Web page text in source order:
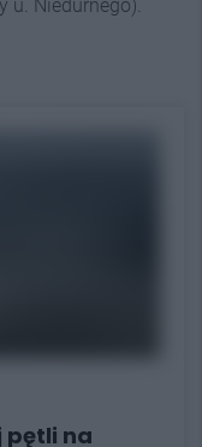
u. Niedurnego).
pętli na